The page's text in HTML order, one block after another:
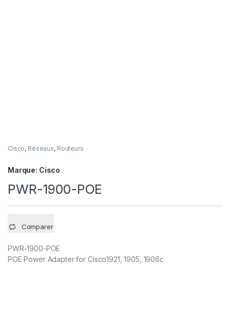
Cisco, Réseaux, Routeurs
Marque: Cisco
PWR-1900-POE
Comparer
PWR-1900-POE
POE Power Adapter for Cisco1921, 1905, 1906c